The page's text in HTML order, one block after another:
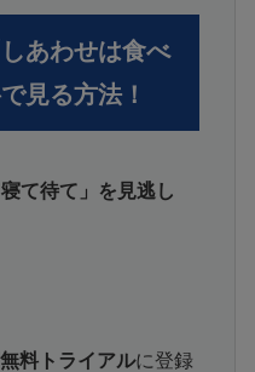
あわせは食べ
見る方法！
て待て」を見逃し
料トライアルに登録